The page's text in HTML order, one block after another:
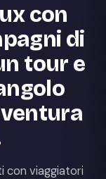
con
di
tour e
con viaggiatori